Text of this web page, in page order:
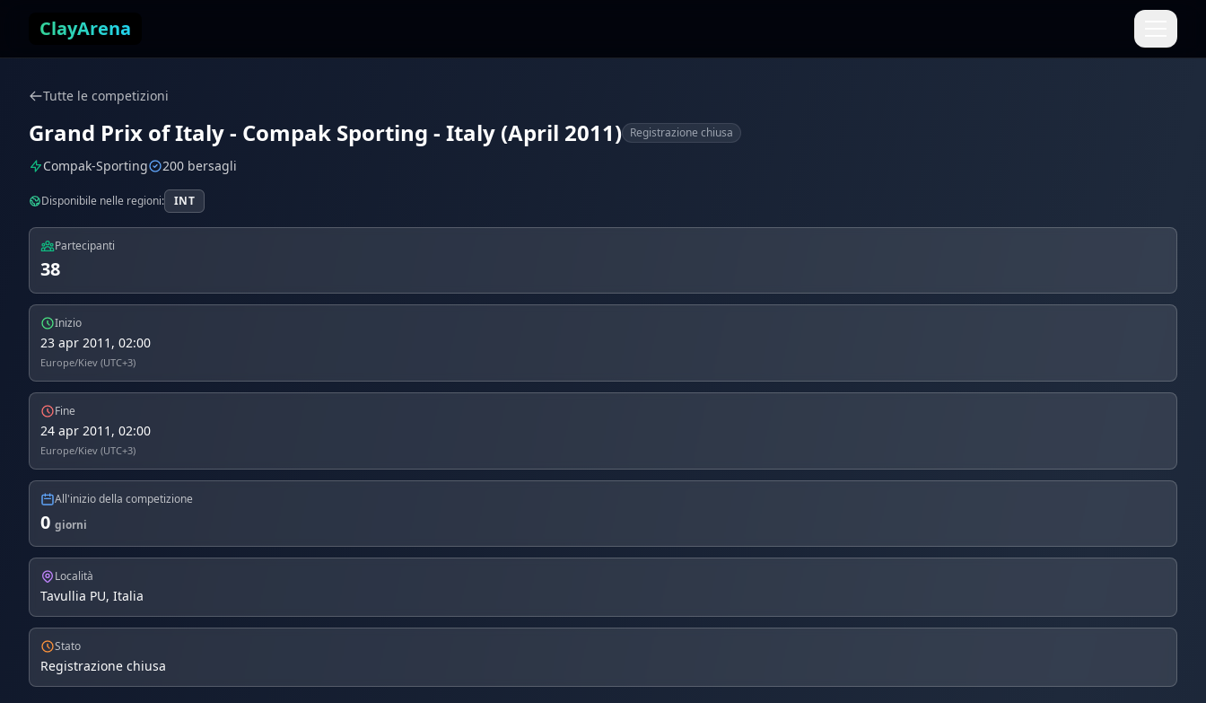
ClayArena
Tutte le competizioni
Grand Prix of Italy - Compak Sporting - Italy (April 2011) Registrazione chiusa
Compak-Sporting 200 bersagli
Disponibile nelle regioni: INT
Partecipanti
38
Inizio
23 apr 2011, 02:00
Europe/Kiev (UTC+3)
Fine
24 apr 2011, 02:00
Europe/Kiev (UTC+3)
All'inizio della competizione
0 giorni
Località
Tavullia PU, Italia
Stato
Registrazione chiusa